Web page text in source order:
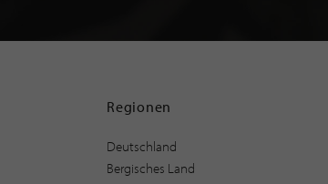
Regionen
Deutschland
Bergisches Land